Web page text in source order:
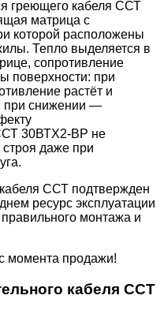
греющего кабеля ССТ
матрица с
которой расположены
Тепло выделяется в
сопротивление
поверхности: при
растёт и
при снижении —
30ВТХ2-ВР не
строя даже при
ССТ подтвержден
ресурс эксплуатации
монтажа и
момента продажи!
кабеля ССТ